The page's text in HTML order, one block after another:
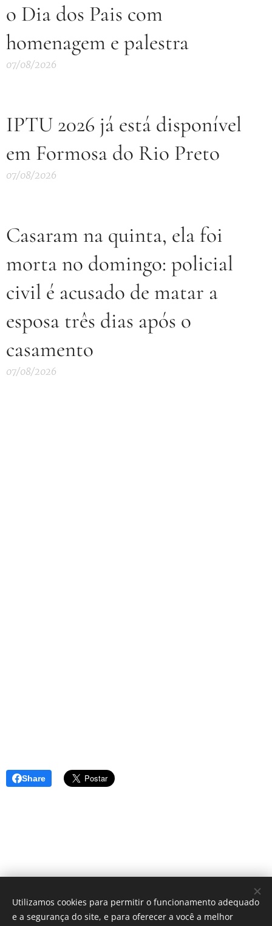
o Dia dos Pais com
homenagem e palestra
07/08/2026
IPTU 2026 já está disponível
em Formosa do Rio Preto
07/08/2026
Casaram na quinta, ela foi
morta no domingo: policial
civil é acusado de matar a
esposa três dias após o
casamento
07/08/2026
Share
Utilizamos cookies para permitir o funcionamento adequado
e a segurança do site, e para oferecer a você a melhor